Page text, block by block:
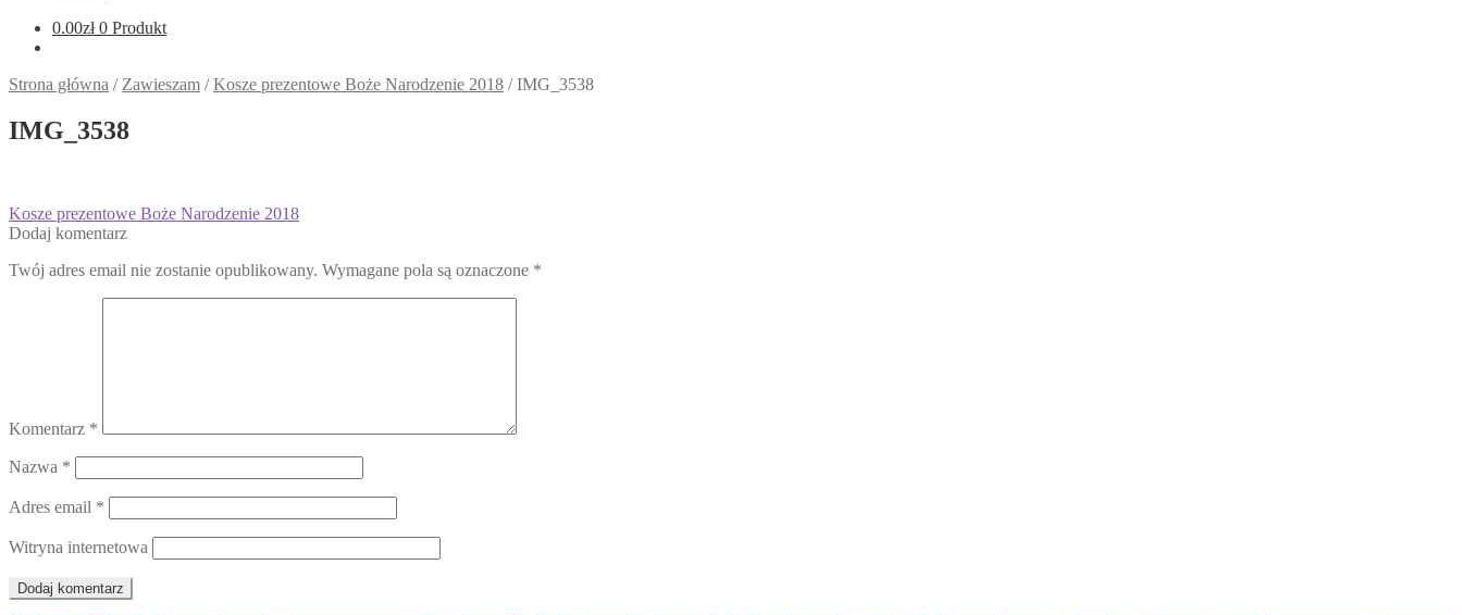
0.00zł 0 Produkt
Strona główna / Zawieszam /Kosze prezentowe Boże Narodzenie 2018 /IMG_3538
IMG_3538
Nawigacja
wpisu
Poprzedni
wpis:
Kosze prezentowe Boże Narodzenie 2018
Dodaj komentarz
Twój adres email nie zostanie opublikowany. Wymagane pola są oznaczone *
Komentarz *
Nazwa *
Adres email *
Witryna internetowa